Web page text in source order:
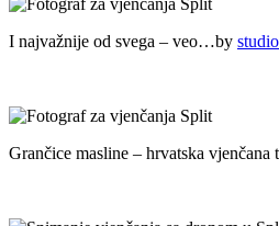
I najvažnije od svega – veo…by
Grančice masline – hrvatska vjenčana